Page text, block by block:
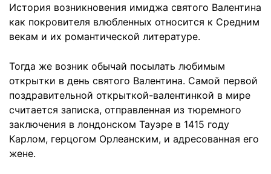
История возникновения имиджа святого Валентина
как покровителя влюбленных относится к Средним
векам и их романтической литературе.
Тогда же возник обычай посылать любимым
открытки в день святого Валентина. Самой первой
поздравительной открыткой-валентинкой в мире
считается записка, отправленная из тюремного
заключения в лондонском Тауэре в 1415 году
Карлом, герцогом Орлеанским, и адресованная его
жене.